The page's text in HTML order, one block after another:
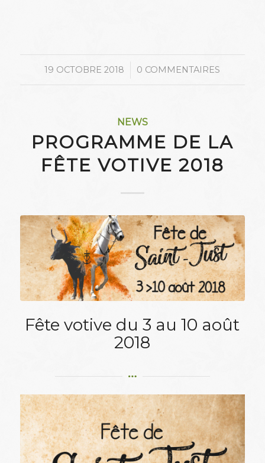
19 OCTOBRE 2018
/ 0 COMMENTAIRES
NEWS
PROGRAMME DE LA
FÊTE VOTIVE 2018
Fête votive du 3 au 10 août
2018